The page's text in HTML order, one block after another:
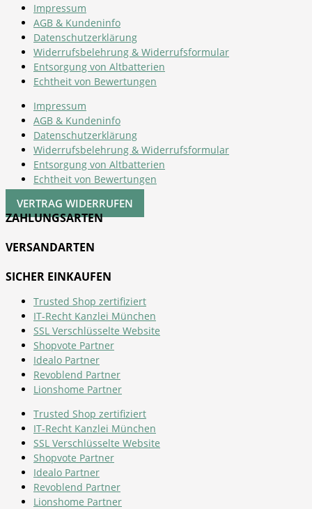
Impressum
AGB & Kundeninfo
Datenschutzerklärung
Widerrufsbelehrung & Widerrufsformular
Entsorgung von Altbatterien
Echtheit von Bewertungen
Impressum
AGB & Kundeninfo
Datenschutzerklärung
Widerrufsbelehrung & Widerrufsformular
Entsorgung von Altbatterien
Echtheit von Bewertungen
VERTRAG WIDERRUFEN
ZAHLUNGSARTEN
VERSANDARTEN
SICHER EINKAUFEN
Trusted Shop zertifiziert
IT-Recht Kanzlei München
SSL Verschlüsselte Website
Shopvote Partner
Idealo Partner
Revoblend Partner
Lionshome Partner
Trusted Shop zertifiziert
IT-Recht Kanzlei München
SSL Verschlüsselte Website
Shopvote Partner
Idealo Partner
Revoblend Partner
Lionshome Partner